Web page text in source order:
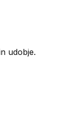
udobje.